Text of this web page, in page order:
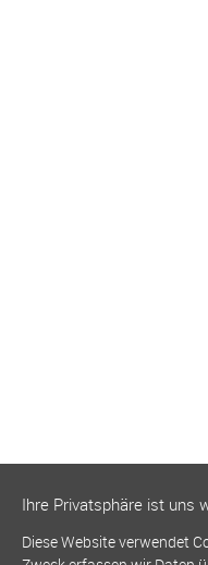
Ihre Privatsphäre ist uns
Diese Website verwendet